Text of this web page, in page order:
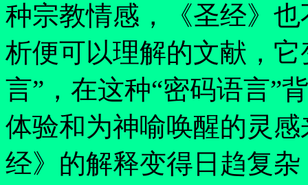
种宗教情感，《圣经》
析便可以理解的文献，它
言” ，在这种“密码语言”
体验和为神喻唤醒的灵
经》的解释变得日趋复